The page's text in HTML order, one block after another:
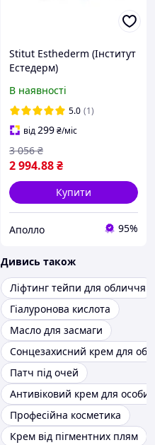
Stitut Esthederm (Інститут
Естедерм)
Active Repair® Wrinkle
Correction Cream
Recharge, 50 мл,
антивіковий
В наявності
5.0 (1)
від299₴/міс
2 994.88₴
3 056 ₴
Купити
Аполло 95%
Дивись також
Ліфтинг тейпи для обличчя
Гіалуронова кислота
Масло для засмаги
Сонцезахисний крем для
Патч під очей
Антивіковий крем для особи
Професійна косметика
Крем від пігментних плям